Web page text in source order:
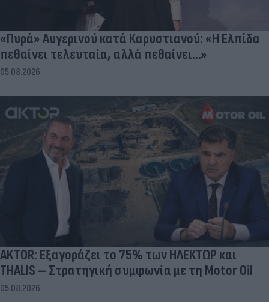
«Πυρά» Αυγερινού κατά Καρυστιανού: «Η Ελπίδα
πεθαίνει τελευταία, αλλά πεθαίνει...»
05.08.2026
AKTOR: Εξαγοράζει το 75% των ΗΛΕΚΤΩΡ και
THALIS – Στρατηγική συμφωνία με τη Motor Oil
05.08.2026